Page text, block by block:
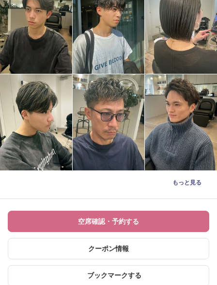
もっと見る
空席確認・予約する
クーポン情報
ブックマークする